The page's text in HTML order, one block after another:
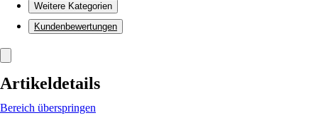
Weitere Kategorien
Kundenbewertungen
Artikeldetails
Bereich überspringen